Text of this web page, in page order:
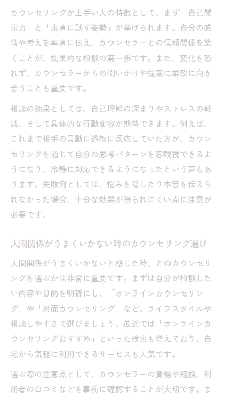
カウンセリングが上手い人のアドバイス活
用法
人間関係を切ってしまう人の特徴と相談対
カウンセリングを試したい人に知ってほしいこ
カウンセリングで得られる人間関係の気づ
き
カウンセリング無料相談の活用の心得
人間関係相談したい時のカウンセリング利
用法
カウンセリングを受ける前に知るべき注意
悩み相談で気を付けたいカウンセリングの注意
点
カウンセリングでしてはいけないことと心
構え
オンラインカウンセリング注意点と安心の
相談法
信頼できるカウンセリングの選び方と注意
点
人間関係カウンセリング無料相談の落とし
穴
カウンセリングが上手い人の特徴として、まず「自己開
示力」と「素直に話す姿勢」が挙げられます。自分の感
情や考えを率直に伝え、カウンセラーとの信頼関係を築
くことが、効果的な相談の第一歩です。また、変化を恐
れず、カウンセラーからの問いかけや提案に柔軟に向き
合うことも重要です。
相談の効果としては、自己理解の深まりやストレスの軽
減、そして具体的な行動変容が期待できます。例えば、
これまで相手の言動に過敏に反応していた方が、カウン
セリングを通じて自分の思考パターンを客観視できるよ
うになり、冷静に対応できるようになったという声もあ
ります。失敗例としては、悩みを隠したり本音を伝えら
れなかった場合、十分な効果が得られにくい点に注意が
必要です。
人間関係がうまくいかない時のカウンセリング選び
人間関係がうまくいかないと感じた時、どのカウンセリ
ングを選ぶかは非常に重要です。まずは自分が相談した
い内容や目的を明確にし、「オンラインカウンセリン
グ」や「対面カウンセリング」など、ライフスタイルや
相談しやすさで選びましょう。最近では「オンラインカ
ウンセリングおすすめ」といった検索も増えており、自
宅から気軽に利用できるサービスも人気です。
選ぶ際の注意点として、カウンセラーの資格や経験、利
用者の口コミなどを事前に確認することが大切です。ま